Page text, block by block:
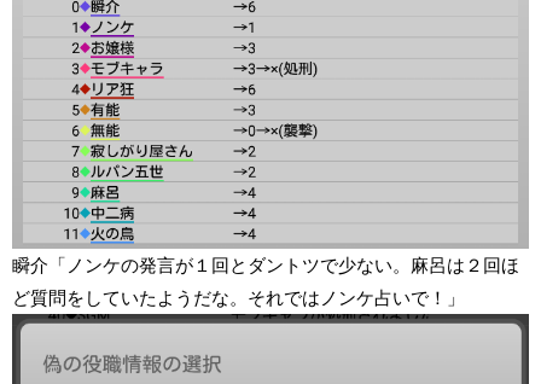
瞬介「ノンケの発言が１回とダントツで少ない。麻呂は２回ほ
ど質問をしていたようだな。それではノンケ占いで！」